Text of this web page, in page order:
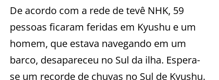
De acordo com a rede de tevê NHK, 59
pessoas ficaram feridas em Kyushu e um
homem, que estava navegando em um
barco, desapareceu no Sul da ilha. Espera-
se um recorde de chuvas no Sul de Kyushu.